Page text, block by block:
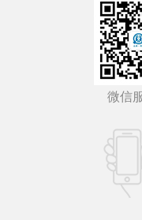
微信